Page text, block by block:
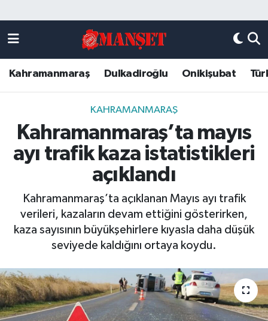
Kahramanmaraş Dulkadiroğlu Onikişubat
KAHRAMANMARAŞ
Kahramanmaraş’ta mayıs
ayı trafik kaza istatistikleri
açıklandı
Kahramanmaraş’ta açıklanan Mayıs ayı trafik
verileri, kazaların devam ettiğini gösterirken,
kaza sayısının büyükşehirlere kıyasla daha düşük
seviyede kaldığını ortaya koydu.
DULKADİROĞLU
KAHRAMANMARAŞ
ONİKİŞUBAT
Künye
Kahramanmaraş Nöbetçi Eczaneler
Kahramanmaraş Hava Durumu
Kahramanmaraş Trafik Yoğunluk Haritası
Süper Lig Puan Durumu ve Fikstür
Son Dakika Haberleri
Haber Arşivi